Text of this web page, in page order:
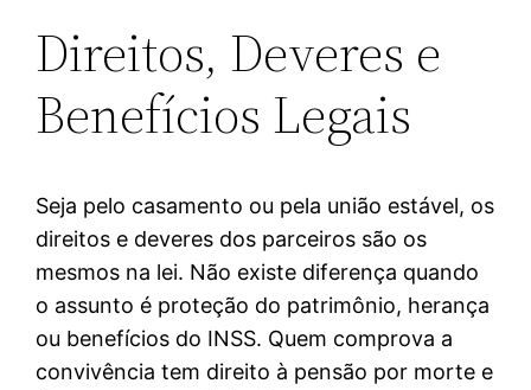
Direitos, Deveres e
Benefícios Legais
Seja pelo casamento ou pela união estável, os
direitos e deveres dos parceiros são os
mesmos na lei. Não existe diferença quando
o assunto é proteção do patrimônio, herança
ou benefícios do INSS. Quem comprova a
convivência tem direito à pensão por morte e